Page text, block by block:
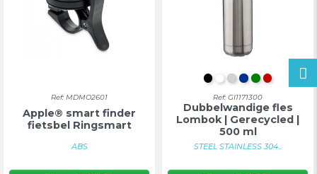
Ref: MDMO2601
Apple® smart finder
fietsbel Ringsmart
ABS
ZWART
WITZILVER
BLAUW
GROEN
ROOD
Ref: GI1171300
Dubbelwandige fles
Lombok | Gerecycled |
500 ml
STEEL STAINLESS 304...